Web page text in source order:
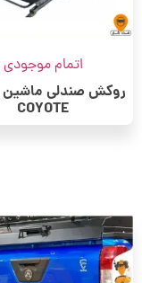
اتمام موجودی
روکش صندلی ماشین
COYOTE